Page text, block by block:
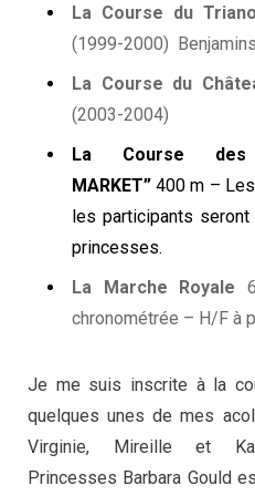
La Course du
(1999-2000)
La Course du
(2003-2004)
La Course des
MARKET” 400 m –
les participants
princesses.
La Marche Royale
chronométrée – H/F à
Je me suis inscrite à la
quelques unes de mes
Virginie, Mireille et
Princesses Barbara Gould